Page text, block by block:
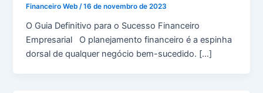
Financeiro Web/16 de novembro de 2023
O Guia Definitivo para o Sucesso Financeiro
Empresarial O planejamento financeiro é a espinha
dorsal de qualquer negócio bem-sucedido. […]